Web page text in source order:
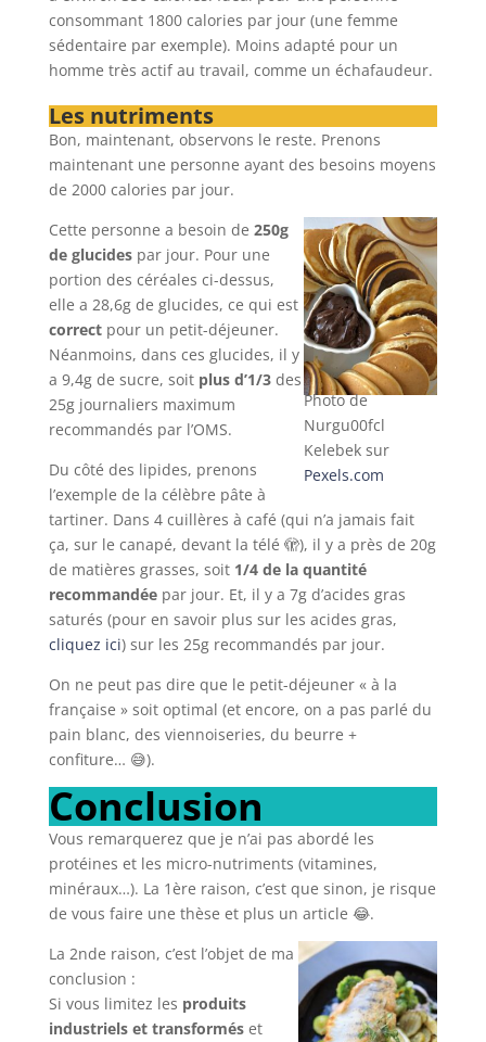
consommant 1800 calories par jour (une femme
sédentaire par exemple). Moins adapté pour un
homme très actif au travail, comme un échafaudeur.
Les nutriments
Bon, maintenant, observons le reste. Prenons
maintenant une personne ayant des besoins moyens
de 2000 calories par jour.
Photo de
Nurgu00fcl
Kelebek sur
Pexels.com
Cette personne a besoin de 250g
de glucidespar jour. Pour une
portion des céréales ci-dessus,
elle a 28,6g de glucides, ce qui est
correct pour un petit-déjeuner.
Néanmoins, dans ces glucides, il y
a 9,4g de sucre, soit plus d’1/3des
25g journaliers maximum
recommandés par l’OMS.
Du côté des lipides, prenons
l’exemple de la célèbre pâte à
tartiner. Dans 4 cuillères à café (qui n’a jamais fait
ça, sur le canapé, devant la télé 🫣), il y a près de 20g
de matières grasses, soit 1/4 de la quantité
recommandéepar jour. Et, il y a 7g d’acides gras
saturés (pour en savoir plus sur les acides gras,
cliquez ici) sur les 25g recommandés par jour.
On ne peut pas dire que le petit-déjeuner « à la
française » soit optimal (et encore, on a pas parlé du
pain blanc, des viennoiseries, du beurre +
confiture… 😅).
Conclusion
Vous remarquerez que je n’ai pas abordé les
protéines et les micro-nutriments (vitamines,
minéraux…). La 1ère raison, c’est que sinon, je risque
de vous faire une thèse et plus un article 😂.
La 2nde raison, c’est l’objet de ma
conclusion :
Si vous limitez les produits
industriels et transforméset